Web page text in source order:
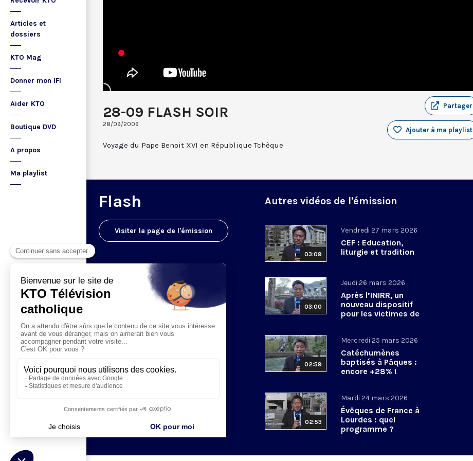
Articles et
dossiers
KTO Mag
Donner mon IFI
Aider KTO
Boutique DVD
A propos
Ma playlist
28-09 FLASH SOIR
28/09/2009
Partager
Ajouter à ma playlist
Voyage du Pape Benoit XVI en République Tchèque
Flash
Visiter la page de l'émission
Autres vidéos de l'émission
03:09
Vendredi 27 mars 2026
CEF : Education,
liturgie et tradition
03:00
Jeudi 26 mars 2026
Après l’INIRR, un
nouveau dispositif
pour les victimes de
02:59
Mercredi 25 mars 2026
Catéchumènes
baptisés à Pâques :
encore +28% !
02:53
Mardi 24 mars 2026
Évêques de France à
Lourdes : quel
programme ?